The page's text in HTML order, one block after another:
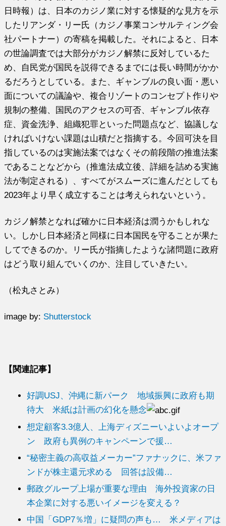
日時報）は、日本のカジノ業に対する懐疑的な見方を示
したリアンダ・リー氏（カジノ事業コンサルティング会
社パートナー）の寄稿を掲載した。それによると、日本
の世論調査では大部分がカジノ解禁に反対しているた
め、自民党が国民を説得できるまでには長い時間がかか
るだろうとしている。また、ギャンブルの良い面・悪い
面についての議論や、複合リゾートのコンセプト作りや
規制の整備、国民のアクセスの可否、ギャンブル依存
症、資金洗浄、組織犯罪といった問題点など、協議しな
ければいけない課題は山積だと指摘する。今回可決を目
指しているのは実施法案ではなくその前段階の推進法案
であることなどから（推進法成立後、詳細を詰める実施
法が制定される）、すべてがスムーズに進んだとしても
2023年より早く成立することは考えられないという。
カジノ解禁となれば確かに日本経済は潤うかもしれな
い。しかし日本経済と同様に日本国民を守ることが果た
してできるのか。リー氏が指摘したような諸問題に政府
はどう取り組んでいくのか、注目していきたい。
（松丸さとみ）
image by: Shutterstock
【関連記事】
好調USJ、沖縄に新パーク 地域振興に政府も期
待大 米紙は計画の幻化を懸念
想定顧客3.3億人、上海ディズニーいよいよオープ
ン 政府も異例のキャンペーンで援…
“秘密主義の高収益メーカー”ファナックに、米ファ
ンドが株主還元求める 回答は設備…
郵政グループ上場が重要な理由 海外投資家の日
本企業に対する悪いイメージを変える？
中国「GDP7％増」に疑問の声も… 米メディアは